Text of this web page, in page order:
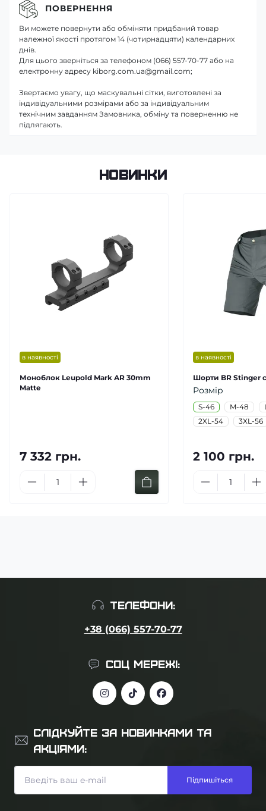
ПОВЕРНЕННЯ
Ви можете повернути або обміняти придбаний товар
належної якості протягом 14 (чотирнадцяти) календарних
днів.
Для цього зверніться за телефоном (066) 557-70-77 або на
електронну адресу kiborg.com.ua@gmail.com;
Звертаємо увагу, що маскувальні сітки, виготовлені за
індивідуальними розмірами або за індивідуальним
технічним завданням Замовника, обміну та поверненню не
підлягають.
Новинки
в наявності
Моноблок Leupold Mark AR 30mm
Matte
7 332 грн.
в наявності
Шорти BR Stinger
Розмір
S-46 M-48
2XL-54
3XL-56
2 100 грн.
ТЕЛЕФОНИ:
+38 (066) 557-70-77
СОЦ МЕРЕЖІ:
СЛІДКУЙТЕ ЗА НОВИНКАМИ ТА
АКЦІЯМИ:
Підпишіться